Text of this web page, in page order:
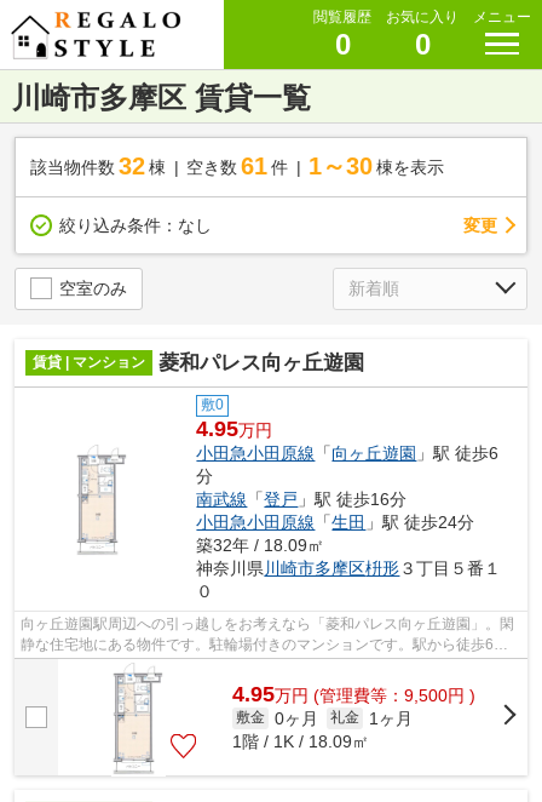
閲覧履歴
0
お気に入り
0
メニュー
川崎市多摩区 賃貸一覧
該当物件数 32棟 空き数 61 件 1～30 棟を表示
絞り込み条件： なし 変更
空室のみ
賃貸 | マンション 菱和パレス向ヶ丘遊園
敷0
4.95万円
小田急小田原線 「向ヶ丘遊園 」駅 徒歩6
分
南武線 「登戸 」駅 徒歩16分
小田急小田原線 「生田 」駅 徒歩24分
築32年 / 18.09㎡
神奈川県川崎市多摩区枡形３丁目５番１
０
向ヶ丘遊園駅周辺への引っ越しをお考えなら「菱和パレス向ヶ丘遊園」。閑
静な住宅地にある物件です。駐輪場付きのマンションです。駅から徒歩6分
の物件なら、駅前のお買い物も便利です...
4.95万円 (管理費等：9,500円 )
敷金 0ヶ月 礼金
1ヶ月
1階 / 1K / 18.09㎡